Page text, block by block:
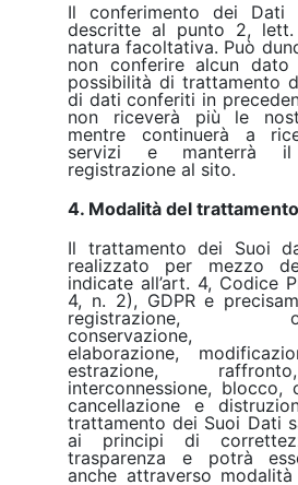
Il conferimento dei Dati
descritte al punto 2,
natura facoltativa. Può
non conferire alcun
possibilità di trattamento
di dati conferiti in
non riceverà più le
mentre continuerà a
servizi e manterrà
registrazione al sito.
4. Modalità del trattamento
Il trattamento dei Suoi
realizzato per mezzo
indicate all’art. 4, Codice
4, n. 2), GDPR e
registrazione,
conservazione,
elaborazione,
estrazione,
interconnessione, blocco,
cancellazione e
trattamento dei Suoi Dati
ai principi di
trasparenza e potrà
anche attraverso